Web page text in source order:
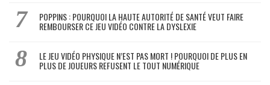
POPPINS : POURQUOI LA HAUTE AUTORITÉ DE SANTÉ VEUT FAIRE
REMBOURSER CE JEU VIDÉO CONTRE LA DYSLEXIE
LE JEU VIDÉO PHYSIQUE N’EST PAS MORT ! POURQUOI DE PLUS EN
PLUS DE JOUEURS REFUSENT LE TOUT NUMÉRIQUE